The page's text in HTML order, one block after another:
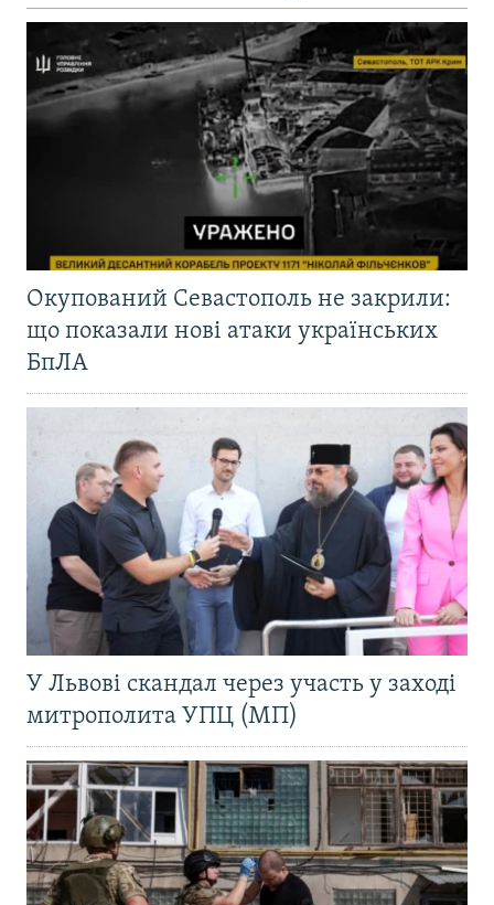
Окупований Севастополь не закрили:
що показали нові атаки українських
БпЛА
У Львові скандал через участь у заході
митрополита УПЦ (МП)